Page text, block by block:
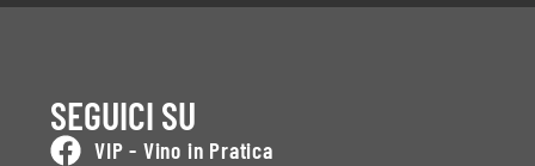
SEGUICI SU
VIP - Vino in Pratica